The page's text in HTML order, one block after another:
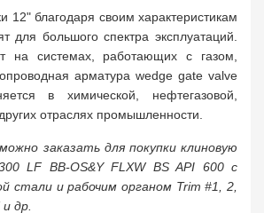
12" благодаря своим характеристикам
для большого спектра эксплуатаций.
на системах, работающих с газом,
арматура wedge gate valve
в химической, нефтегазовой,
отраслях промышленности.
заказать для покупки клиновую
LF BB-OS&Y FLXW BS API 600 с
стали и рабочим органом Trim #1, 2,
др.